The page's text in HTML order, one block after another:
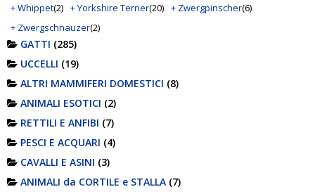
+ Whippet(2) + Yorkshire Terrier(20) + Zwergpinscher(6)
+ Zwergschnauzer(2)
GATTI (285)
UCCELLI (19)
ALTRI MAMMIFERI DOMESTICI (8)
ANIMALI ESOTICI (2)
RETTILI E ANFIBI (7)
PESCI E ACQUARI (4)
CAVALLI E ASINI (3)
ANIMALI da CORTILE e STALLA (7)